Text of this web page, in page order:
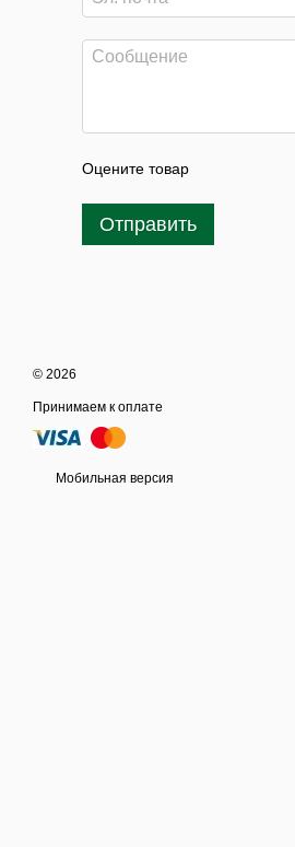
Оцените товар
Отправить
© 2026
Принимаем к оплате
Мобильная версия